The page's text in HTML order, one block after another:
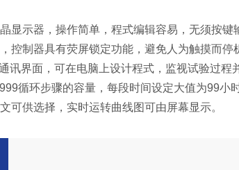
示器，操作简单，程式编辑容易，无须按键
制器具有荧屏锁定功能，避免人为触摸而停
面，可在电脑上设计程式，监视试验过程
环步骤的容量，每段时间设定大值为99小
供选择，实时运转曲线图可由屏幕显示。